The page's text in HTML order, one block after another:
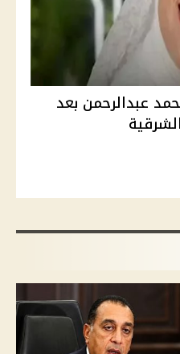
عبدالرحمن بعد